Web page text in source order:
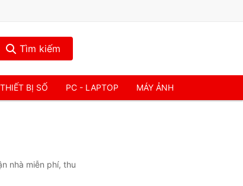
Tìm kiếm
THIẾT BỊ SỐ PC - LAPTOP MÁY ẢNH
nhà miễn phí, thu